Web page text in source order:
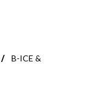
B-ICE &